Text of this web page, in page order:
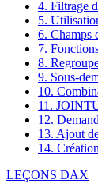
4. Filtrage
5.
6. Champs
7.
8.
9. Sous-
10.
11.
12.
13. Ajout
14.
LEÇONS DAX